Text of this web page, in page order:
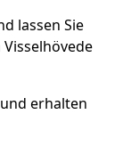
lassen Sie
und erhalten